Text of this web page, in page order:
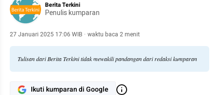
Berita Terkini
Penulis kumparan
27 Januari 2025 17:06 WIB · waktu baca 2 menit
Tulisan dari Berita Terkini tidak mewakili pandangan dari redaksi kumparan
Ikuti kumparan di Google